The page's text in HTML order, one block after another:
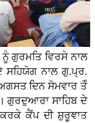
ਗੁਰਮਤਿ ਵਿਰਸੇ ਨਾਲ
ਸਹਿਯੋਗ ਨਾਲ ਗੁ.ਪ੍ਰ.
ਦਿਨ ਸੋਮਵਾਰ ਤੋੰ
ਗੁਰਦੁਆਰਾ ਸਾਹਿਬ ਦੇ
ਕੈਂਪ ਦੀ ਸ਼ੁਰੂਞਾਤ